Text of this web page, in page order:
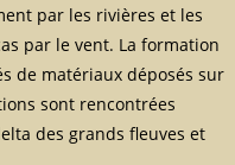
par les rivières et les
par le vent. La formation
de matériaux déposés sur
sont rencontrées
des grands fleuves et